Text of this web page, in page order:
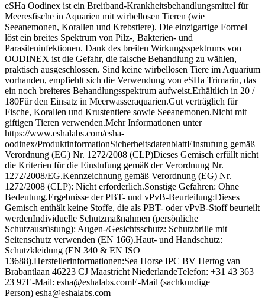
eSHa Oodinex ist ein Breitband-Krankheitsbehandlungsmittel für
Meeresfische in Aquarien mit wirbellosen Tieren (wie
Seeanemonen, Korallen und Krebstiere). Die einzigartige Formel
löst ein breites Spektrum von Pilz-, Bakterien- und
Parasiteninfektionen. Dank des breiten Wirkungsspektrums von
OODINEX ist die Gefahr, die falsche Behandlung zu wählen,
praktisch ausgeschlossen. Sind keine wirbellosen Tiere im Aquarium
vorhanden, empfiehlt sich die Verwendung von eSHa Trimarin, das
ein noch breiteres Behandlungsspektrum aufweist.Erhältlich in 20 /
180Für den Einsatz in Meerwasseraquarien.Gut verträglich für
Fische, Korallen und Krustentiere sowie Seeanemonen.Nicht mit
giftigen Tieren verwenden.Mehr Informationen unter
https://www.eshalabs.com/esha-
oodinex/ProduktinformationSicherheitsdatenblattEinstufung gemäß
Verordnung (EG) Nr. 1272/2008 (CLP)Dieses Gemisch erfüllt nicht
die Kriterien für die Einstufung gemäß der Verordnung Nr.
1272/2008/EG.Kennzeichnung gemäß Verordnung (EG) Nr.
1272/2008 (CLP): Nicht erforderlich.Sonstige Gefahren: Ohne
Bedeutung.Ergebnisse der PBT- und vPvB-Beurteilung:Dieses
Gemisch enthält keine Stoffe, die als PBT- oder vPvB-Stoff beurteilt
werdenIndividuelle Schutzmaßnahmen (persönliche
Schutzausrüstung): Augen-/Gesichtsschutz: Schutzbrille mit
Seitenschutz verwenden (EN 166).Haut- und Handschutz:
Schutzkleidung (EN 340 & EN ISO
13688).Herstellerinformationen:Sea Horse IPC BV Hertog van
Brabantlaan 46223 CJ Maastricht NiederlandeTelefon: +31 43 363
23 97E-Mail: esha@eshalabs.comE-Mail (sachkundige
Person) esha@eshalabs.com